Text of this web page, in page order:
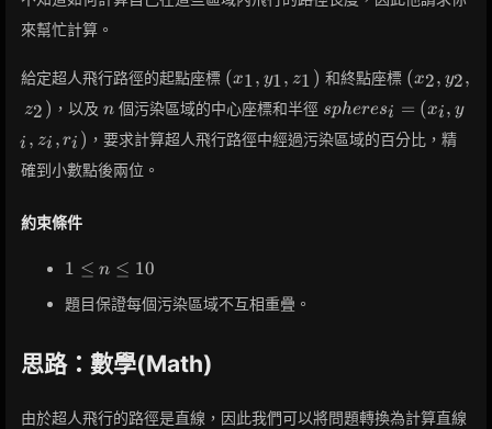
來幫忙計算。
給定超人飛行路徑的起點座標 (x_1,
y_1,
z_1)
(x1, y1, z1 ) 和終點座標 (x_2,
y_2,
z_2)
(x2, y2,
z2 ) ，以及 n
n個污染區域的中心座標和半徑 spheres_i
= (x_i,
y_i, z_i,
spheresi = (xi, y
i , zi , ri ) ，要求計算超人飛行路徑中經過污染區域的百分比，精
確到小數點後兩位。
約束條件
1
n
10
1 ≤ n ≤ 10
題目保證每個污染區域不互相重疊。
思路：數學(Math)
由於超人飛行的路徑是直線，因此我們可以將問題轉換為計算直線